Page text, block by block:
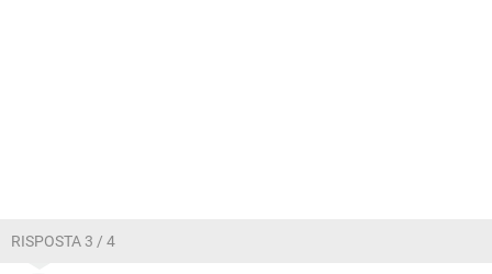
RISPOSTA 3 / 4